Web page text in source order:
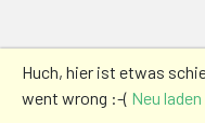
Huch, hier ist etwas
went wrong :-( Neu